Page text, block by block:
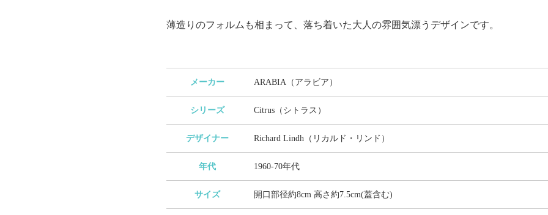
薄造りのフォルムも相まって、落ち着いた大人の雰囲気漂うデザインです。
メーカー ARABIA（アラビア）
シリーズ Citrus（シトラス）
デザイナー Richard Lindh（リカルド・リンド）
年代 1960-70年代
サイズ 開口部径約8cm 高さ約7.5cm(蓋含む)